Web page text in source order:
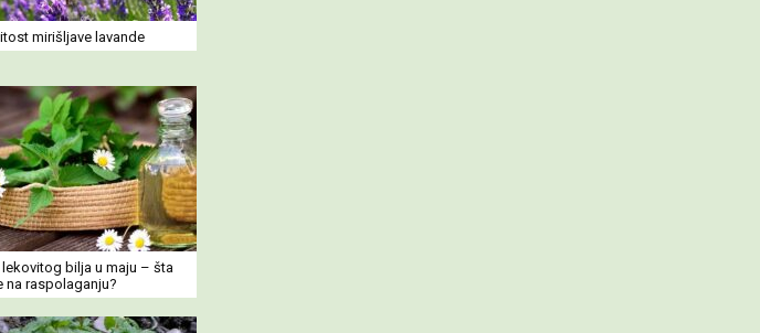
mirišljave lavande
lekovitog bilja u maju – šta
na raspolaganju?